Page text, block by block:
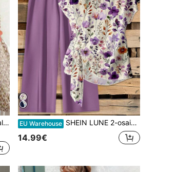
EU Warehouse SHEIN LUNE 2-osainen naisten rento boheemi kukkakuvioinen paita ja vaaleanvioletit housut - elegantti romanttinen retro kevät/kesä rantalomakohteeseen, täydellinen lomalle, trooppisen saaren häihin, morsiusneitojen juhliin, häävieraalle, polttareille, treffeille, maalaistyyliseen puutarhakävelyyn, äitienpäivälahjaksi ja boheemille musiikkifestivaaleille
14.99€